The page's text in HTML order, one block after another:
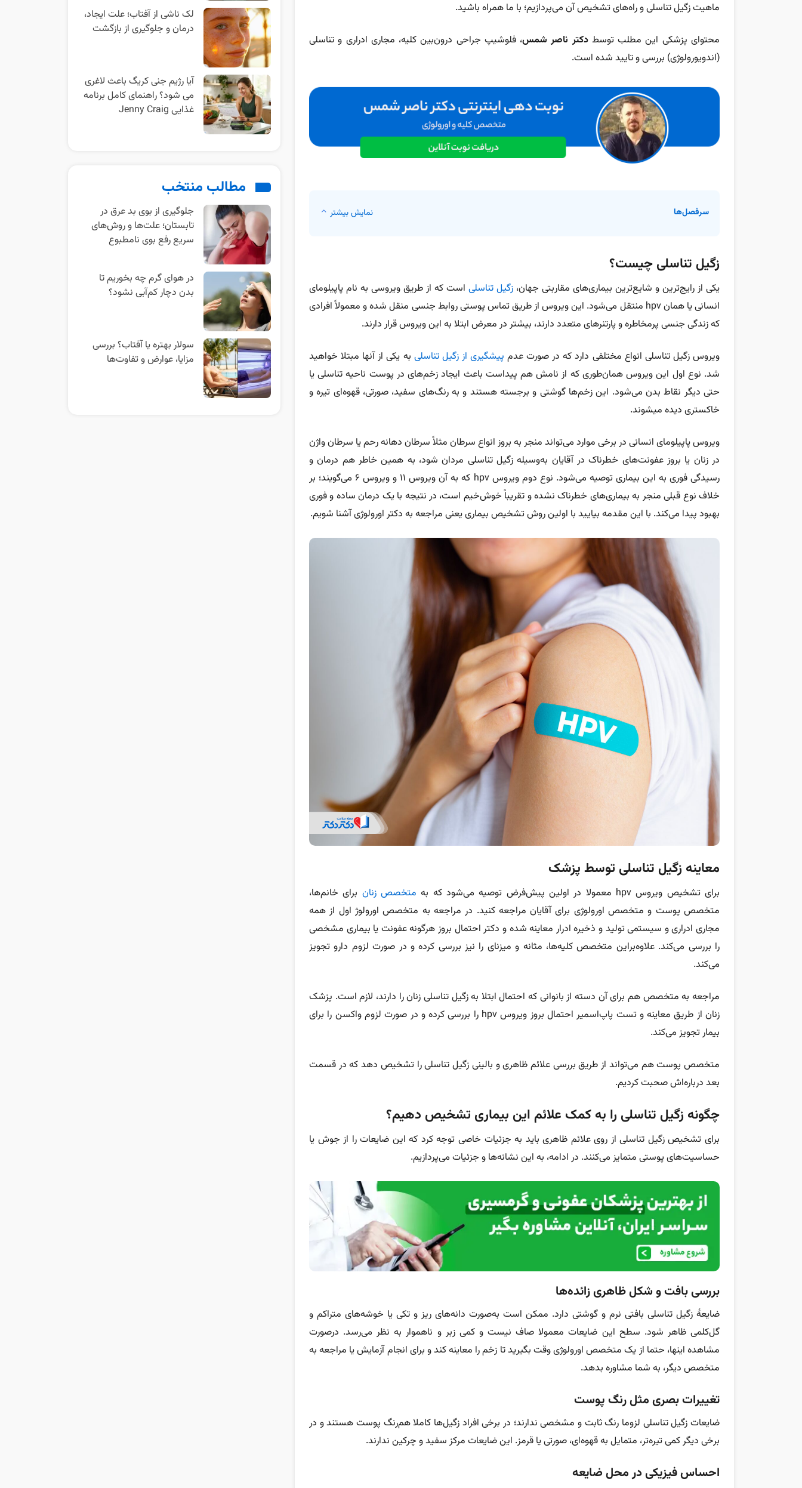
ماهیت زگیل تناسلی و راه‌های تشخیص آن می‌پردازیم؛ با ما همراه باشید.
محتوای پزشکی این مطلب توسطدکتر ناصر شمس، فلوشیپ جراحی درون‌بین کلیه، مجاری ادراری و تناسلی
(اندویورولوژی) بررسی و تایید شده است.
سرفصل‌ها نمایش بیشتر
زگیل تناسلی چیست؟
یکی از رایج‌ترین و شایع‌ترین بیماری‌های مقاربتی جهان، زگیل تناسلی است که از طریق ویروسی به نام پاپیلومای
انسانی یا همان hpv منتقل می‌شود. این ویروس از طریق تماس پوستی روابط جنسی منقل شده و معمولاً افرادی
که زندگی جنسی پرمخاطره و پارتنرهای متعدد دارند، بیشتر در معرض ابتلا به این ویروس قرار دارند.
ویروس زگیل تناسلی انواع مختلفی دارد که در صورت عدم پیشگیری از زگیل تناسلی به یکی از آنها مبتلا خواهید
شد. نوع اول این ویروس همان‌طوری که از نامش هم پیداست باعث ایجاد زخم‌های در پوست ناحیه تناسلی یا
حتی دیگر نقاط بدن می‌شود. این زخم‌ها گوشتی و برجسته هستند و به رنگ‌های سفید، صورتی، قهوه‌ای تیره و
خاکستری دیده می‎شوند.
ویروس پاپیلومای انسانی در برخی موارد می‌تواند منجر به بروز انواع سرطان مثلاً سرطان دهانه رحم یا سرطان واژن
در زنان یا بروز عفونت‌های خطرناک در آقایان به‌وسیله زگیل تناسلی مردان شود، به همین خاطر هم درمان و
رسیدگی فوری به این بیماری توصیه می‌شود. نوع دوم ویروس hpv که به آن ویروس ۱۱ و ویروس ۶ می‌گویند؛ بر
خلاف نوع قبلی منجر به بیماری‌های خطرناک نشده و تقریباً خوش‌خیم است، در نتیجه با یک درمان ساده و فوری
بهبود پیدا می‌کند. با این مقدمه بیایید با اولین روش تشخیص بیماری یعنی مراجعه به دکتر اورولوژی آشنا شویم.
معاینه زگیل تناسلی توسط پزشک
برای تشخیص ویروس hpv معمولا در اولین پیش‌فرض توصیه می‎‌شود که به متخصص زنان برای خانم‌ها،
متخصص پوست و متخصص اورولوژی برای آقایان مراجعه کنید. در مراجعه به متخصص اورولوژ اول از همه
مجاری ادراری و سیستمی تولید و ذخیره ادرار معاینه شده و دکتر احتمال بروز هرگونه عفونت یا بیماری مشخصی
را بررسی می‌کند. علاوه‌براین متخصص کلیه‌ها، مثانه و میزنای را نیز بررسی کرده و در صورت لزوم دارو تجویز
می‌کند.
مراجعه به متخصص هم برای آن دسته از بانوانی که احتمال ابتلا به زگیل تناسلی زنان را دارند، لازم است. پزشک
زنان از طریق معاینه و تست پاپ‌اسمیر احتمال بروز ویروس hpv را بررسی کرده و در صورت لزوم واکسن را برای
بیمار تجویز می‌کند.
متخصص پوست هم می‌تواند از طریق بررسی علائم ظاهری و بالینی زگیل تناسلی را تشخیص دهد که در قسمت
بعد درباره‌اش صحبت کردیم.
چگونه زگیل تناسلی را به کمک علائم این بیماری تشخیص دهیم؟
برای تشخیص زگیل تناسلی از روی علائم ظاهری باید به جزئیات خاصی توجه کرد که این ضایعات را از جوش یا
حساسیت‌های پوستی متمایز می‌کنند. در ادامه، به این نشانه‌ها و جزئیات می‌پردازیم.
بررسی بافت و شکل ظاهری زائده‌ها
ضایعۀ زگیل تناسلی بافتی نرم و گوشتی دارد. ممکن است به‌صورت دانه‌های ریز و تکی یا خوشه‌های متراکم و
گل‌کلمی ظاهر شود. سطح این ضایعات معمولا صاف نیست و کمی زبر و ناهموار به نظر می‌رسد. درصورت
مشاهده اینها، حتما از یک متخصص اورولوژی وقت بگیرید تا زخم را معاینه کند و برای انجام آزمایش یا مراجعه به
متخصص دیگر، به شما مشاوره بدهد.
تغییرات بصری مثل رنگ پوست
ضایعات زگیل تناسلی لزوما رنگ ثابت و مشخصی ندارند؛ در برخی افراد زگیل‌ها کاملا هم‌رنگ پوست هستند و در
برخی دیگر کمی تیره‌تر، متمایل به قهوه‌ای، صورتی یا قرمز. این ضایعات مرکز سفید و چرکین ندارند.
احساس فیزیکی در محل ضایعه
لک ناشی از آفتاب؛ علت ایجاد،
درمان و جلوگیری از بازگشت
آیا رژیم جنی کریگ باعث لاغری
می شود؟ راهنمای کامل برنامه
غذایی Jenny Craig
مطالب منتخب
جلوگیری از بوی بد عرق در
تابستان؛ علت‌ها و روش‌های
سریع رفع بوی نامطبوع
در هوای گرم چه بخوریم تا
بدن دچار کم‌آبی نشود؟
سولار بهتره یا آفتاب؟ بررسی
مزایا، عوارض و تفاوت‌ها